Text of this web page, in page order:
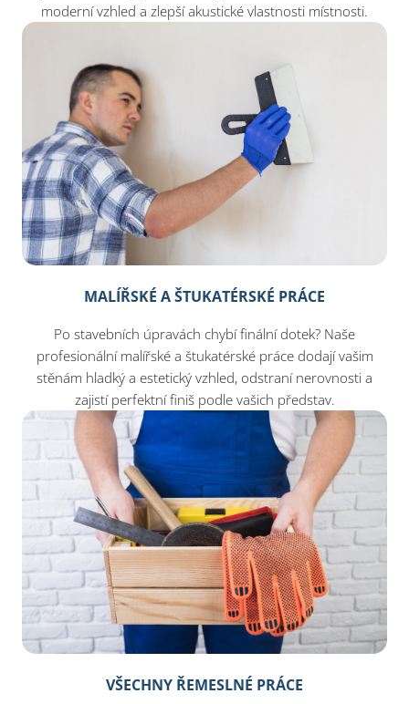
moderní vzhled a zlepší akustické vlastnosti místnosti.
MALÍŘSKÉ A ŠTUKATÉRSKÉ PRÁCE
Po stavebních úpravách chybí finální dotek? Naše
profesionální malířské a štukatérské práce dodají vašim
stěnám hladký a estetický vzhled, odstraní nerovnosti a
zajistí perfektní finiš podle vašich představ.
VŠECHNY ŘEMESLNÉ PRÁCE